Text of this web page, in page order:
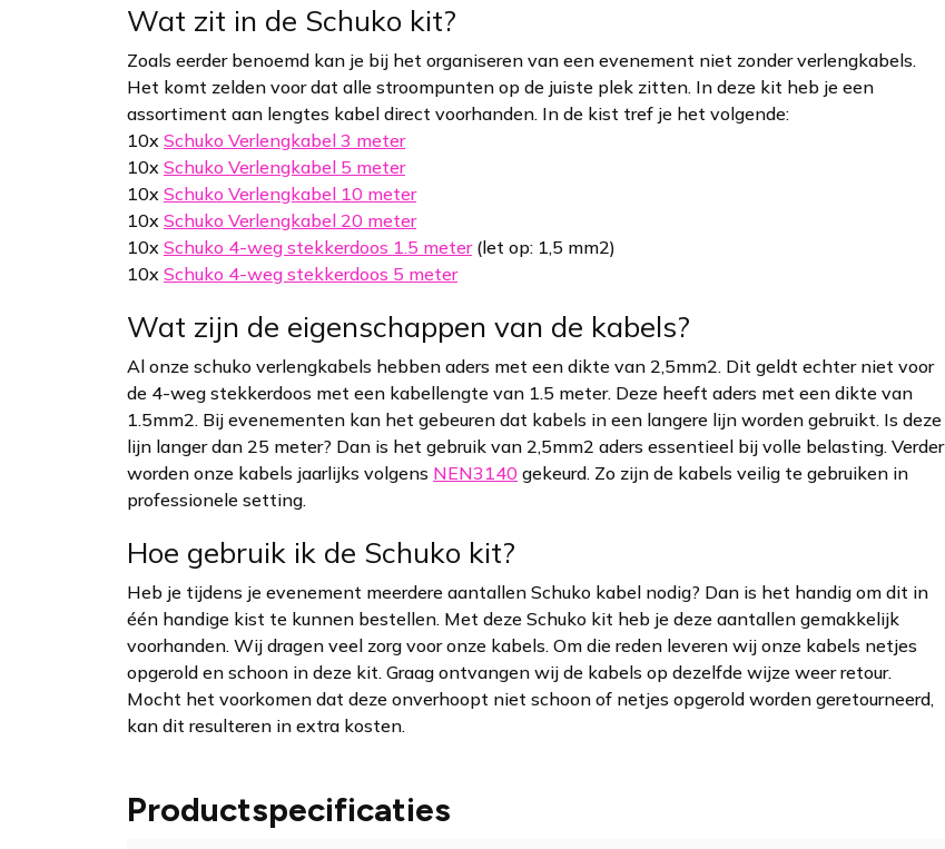
Wat zit in de Schuko kit?
Zoals eerder benoemd kan je bij het organiseren van een evenement niet zonder verlengkabels.
Het komt zelden voor dat alle stroompunten op de juiste plek zitten. In deze kit heb je een
assortiment aan lengtes kabel direct voorhanden. In de kist tref je het volgende:
10x Schuko Verlengkabel 3 meter
10x Schuko Verlengkabel 5 meter
10x Schuko Verlengkabel 10 meter
10x Schuko Verlengkabel 20 meter
10x Schuko 4-weg stekkerdoos 1.5 meter(let op: 1,5 mm2)
10x Schuko 4-weg stekkerdoos 5 meter
Wat zijn de eigenschappen van de kabels?
Al onze schuko verlengkabels hebben aders met een dikte van 2,5mm2. Dit geldt echter niet voor
de 4-weg stekkerdoos met een kabellengte van 1.5 meter. Deze heeft aders met een dikte van
1.5mm2. Bij evenementen kan het gebeuren dat kabels in een langere lijn worden gebruikt. Is deze
lijn langer dan 25 meter? Dan is het gebruik van 2,5mm2 aders essentieel bij volle belasting. Verder
worden onze kabels jaarlijks volgens NEN3140 gekeurd. Zo zijn de kabels veilig te gebruiken in
professionele setting.
Hoe gebruik ik de Schuko kit?
Heb je tijdens je evenement meerdere aantallen Schuko kabel nodig? Dan is het handig om dit in
één handige kist te kunnen bestellen. Met deze Schuko kit heb je deze aantallen gemakkelijk
voorhanden. Wij dragen veel zorg voor onze kabels. Om die reden leveren wij onze kabels netjes
opgerold en schoon in deze kit. Graag ontvangen wij de kabels op dezelfde wijze weer retour.
Mocht het voorkomen dat deze onverhoopt niet schoon of netjes opgerold worden geretourneerd,
kan dit resulteren in extra kosten.
Productspecificaties